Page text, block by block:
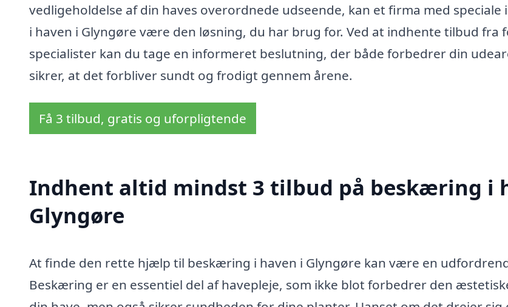
vedligeholdelse af din haves overordnede udseende, kan et firma med speciale
i haven i Glyngøre være den løsning, du har brug for. Ved at indhente tilbud fra
specialister kan du tage en informeret beslutning, der både forbedrer din
sikrer, at det forbliver sundt og frodigt gennem årene.
Få 3 tilbud, gratis og uforpligtende
Indhent altid mindst 3 tilbud på beskæring i
Glyngøre
At finde den rette hjælp til beskæring i haven i Glyngøre kan være en
Beskæring er en essentiel del af havepleje, som ikke blot forbedrer den